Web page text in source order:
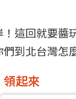
這回就要醬
到北台灣怎
起來